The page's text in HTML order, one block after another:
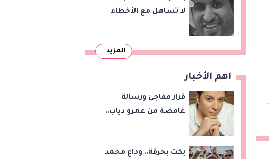
الهند العمل بها
لا تساهل مع الأخطاء
المزيد
اهم الأخبار
قرار مفاجئ ورسالة
غامضة من عمرو دياب..
الموسيقيين
بكت بحرقة.. وداع محمد